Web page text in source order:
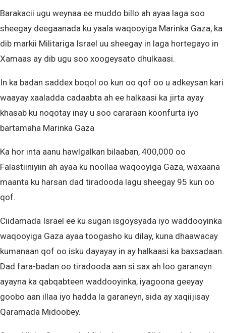
Barakacii ugu weynaa ee muddo billo ah ayaa laga soo
sheegay deegaanada ku yaala waqooyiga Marinka Gaza, ka
dib markii Militariga Israel uu sheegay in laga hortegayo in
Xamaas ay dib ugu soo xoogeysato dhulkaasi.
In ka badan saddex boqol oo kun oo qof oo u adkeysan kari
waayay xaaladda cadaabta ah ee halkaasi ka jirta ayay
khasab ku noqotay inay u soo cararaan koonfurta iyo
bartamaha Marinka Gaza
Ka hor inta aanu hawlgalkan bilaaban, 400,000 oo
Falastiiniyiin ah ayaa ku noollaa waqooyiga Gaza, waxaana
maanta ku harsan dad tiradooda lagu sheegay 95 kun oo
qof.
Ciidamada Israel ee ku sugan isgoysyada iyo waddooyinka
waqooyiga Gaza ayaa toogasho ku dilay, kuna dhaawacay
kumanaan qof oo isku dayayay in ay halkaasi ka baxsadaan.
Dad fara-badan oo tiradooda aan si sax ah loo garaneyn
ayayna ka qabqabteen waddooyinka, iyagoona geeyay
goobo aan illaa iyo hadda la garaneyn, sida ay xaqiijisay
Qaramada Midoobey.